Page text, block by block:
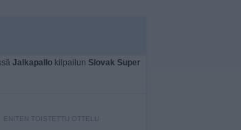
Jalkapallokilpailun Slovak Super
ENITEN TOISTETTU OTTELU